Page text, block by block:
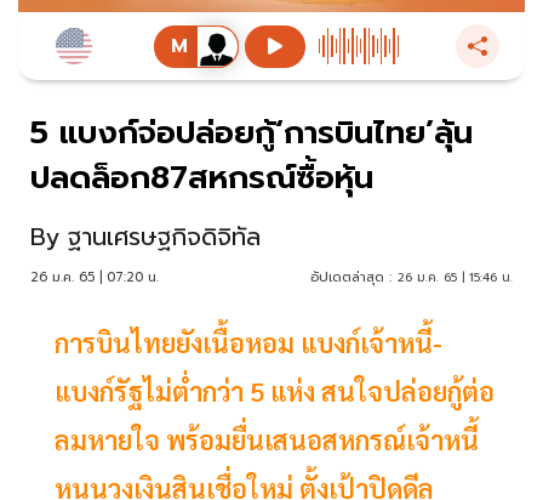
5 แบงก์จ่อปล่อยกู้‘การบินไทย’ลุ้น
ปลดล็อก87สหกรณ์ซื้อหุ้น
By ฐานเศรษฐกิจดิจิทัล
26 ม.ค. 65 | 07:20 น. อัปเดตล่าสุด : 26 ม.ค. 65 | 15:46 น.
การบินไทยยังเนื้อหอม แบงก์เจ้าหนี้-
แบงก์รัฐไม่ต่ำกว่า 5 แห่ง สนใจปล่อยกู้ต่อ
ลมหายใจ พร้อมยื่นเสนอสหกรณ์เจ้าหนี้
หนุนวงเงินสินเชื่อใหม่ ตั้งเป้าปิดดีล